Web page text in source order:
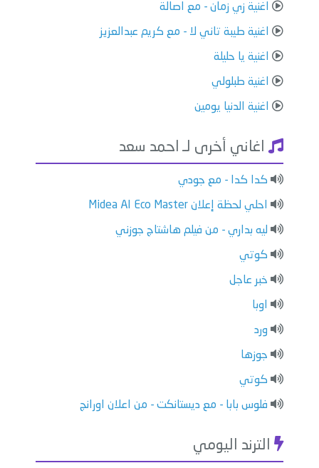
اغنية زي زمان - مع اصالة
اغنية طيبة تاني لا - مع كريم عبدالعزيز
اغنية يا حليلة
اغنية طبلولي
اغنية الدنيا يومين
اغاني أخرى لـ احمد سعد
كدا كدا - مع جودي
احلي لحظة إعلان Midea AI Eco Master
ليه بداري - من فيلم هاشتاج جوزني
كوتي
خبر عاجل
اوبا
ورد
جوزها
كوتي
فلوس بابا - مع ديستانكت - من اعلان اورانج
الترند اليومي